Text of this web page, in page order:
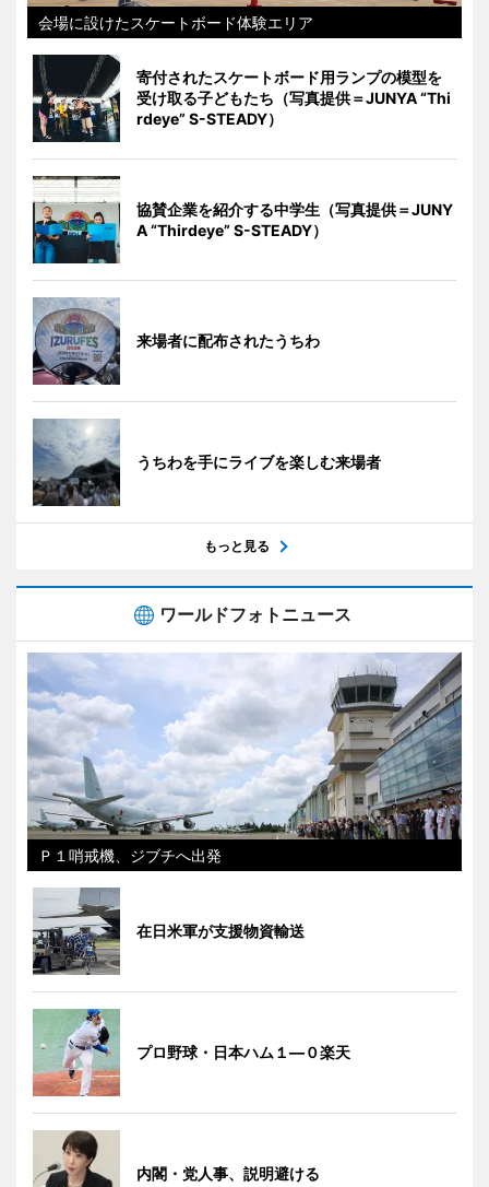
会場に設けたスケートボード体験エリア
寄付されたスケートボード用ランプの模型を
受け取る子どもたち（写真提供＝JUNYA “Thi
rdeye” S-STEADY）
協賛企業を紹介する中学生（写真提供＝JUNY
A “Thirdeye” S-STEADY）
来場者に配布されたうちわ
うちわを手にライブを楽しむ来場者
もっと見る
ワールドフォトニュース
Ｐ１哨戒機、ジブチへ出発
在日米軍が支援物資輸送
プロ野球・日本ハム１―０楽天
内閣・党人事、説明避ける